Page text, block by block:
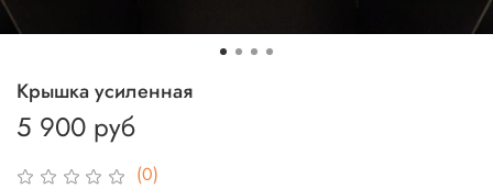
(0)
Крышка усиленная
5 900 руб